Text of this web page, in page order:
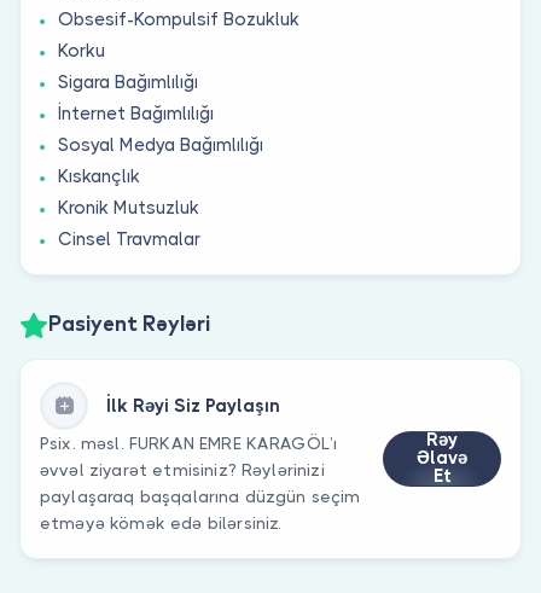
Obsesif-Kompulsif Bozukluk
Korku
Sigara Bağımlılığı
İnternet Bağımlılığı
Sosyal Medya Bağımlılığı
Kıskançlık
Kronik Mutsuzluk
Cinsel Travmalar
Pasiyent Rəyləri
İlk Rəyi Siz Paylaşın
Psix. məsl. FURKAN EMRE KARAGÖL’ı
əvvəl ziyarət etmisiniz? Rəylərinizi
paylaşaraq başqalarına düzgün seçim
etməyə kömək edə bilərsiniz.
Rəy
Əlavə
Et